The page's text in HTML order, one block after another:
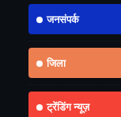
जनसंपर्क
जिला
ट्रेंडिंग न्यूज़